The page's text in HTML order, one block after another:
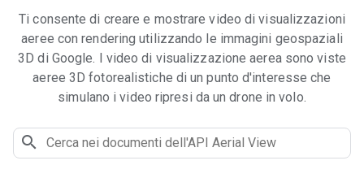
Ti consente di creare e mostrare video di visualizzazioni
aeree con rendering utilizzando le immagini geospaziali
3D di Google. I video di visualizzazione aerea sono viste
aeree 3D fotorealistiche di un punto d'interesse che
simulano i video ripresi da un drone in volo.